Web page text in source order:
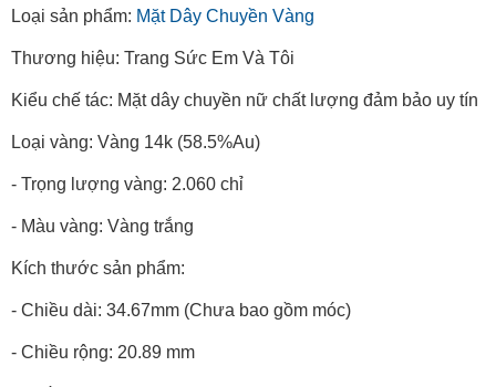
Loại sản phẩm: Mặt Dây Chuyền Vàng
Thương hiệu: Trang Sức Em Và Tôi
Kiểu chế tác: Mặt dây chuyền nữ chất lượng đảm bảo uy tín
Loại vàng: Vàng 14k (58.5%Au)
- Trọng lượng vàng: 2.060 chỉ
- Màu vàng: Vàng trắng
Kích thước sản phẩm:
- Chiều dài: 34.67mm (Chưa bao gồm móc)
- Chiều rộng: 20.89 mm